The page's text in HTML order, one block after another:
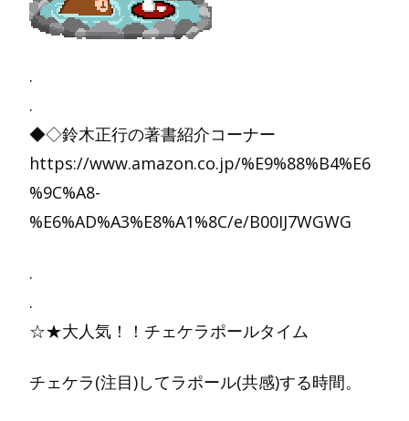
.
.
◆◇鈴木正行の著書紹介コーナー
https://www.amazon.co.jp/%E9%88%B4%E6
%9C%A8-
%E6%AD%A3%E8%A1%8C/e/B00IJ7WGWG
.
.
☆★大人気！！チェケラポールタイム
チェケラ(注目)してラポール(共感)する時間。